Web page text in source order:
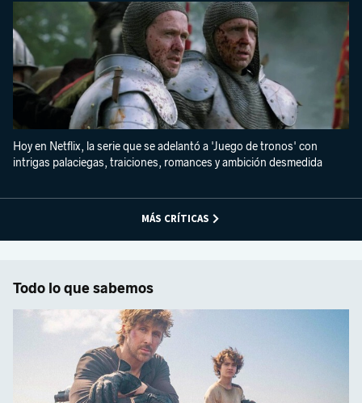
Hoy en Netflix, la serie que se adelantó a 'Juego de tronos' con
intrigas palaciegas, traiciones, romances y ambición desmedida
MÁS CRÍTICAS
Todo lo que sabemos